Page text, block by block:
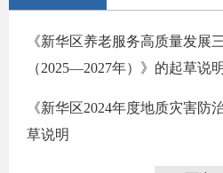
《新华区养老服务高质量发展
（2025—2027年）》的起草说明
《新华区2024年度地质灾害防
草说明